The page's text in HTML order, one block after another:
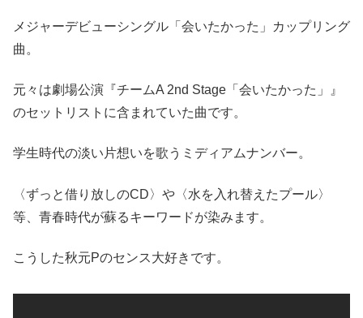
メジャーデビューシングル「会いたかった」カップリング
曲。
元々は劇場公演『チームA 2nd Stage「会いたかった」』
のセットリストに含まれていた曲です。
学生時代の淡い片想いを歌うミディアムナンバー。
〈ずっと借り放しのCD〉や〈水を入れ替えたプール〉
等、青春時代が蘇るキーワードが染みます。
こうした秋元Pのセンス大好きです。